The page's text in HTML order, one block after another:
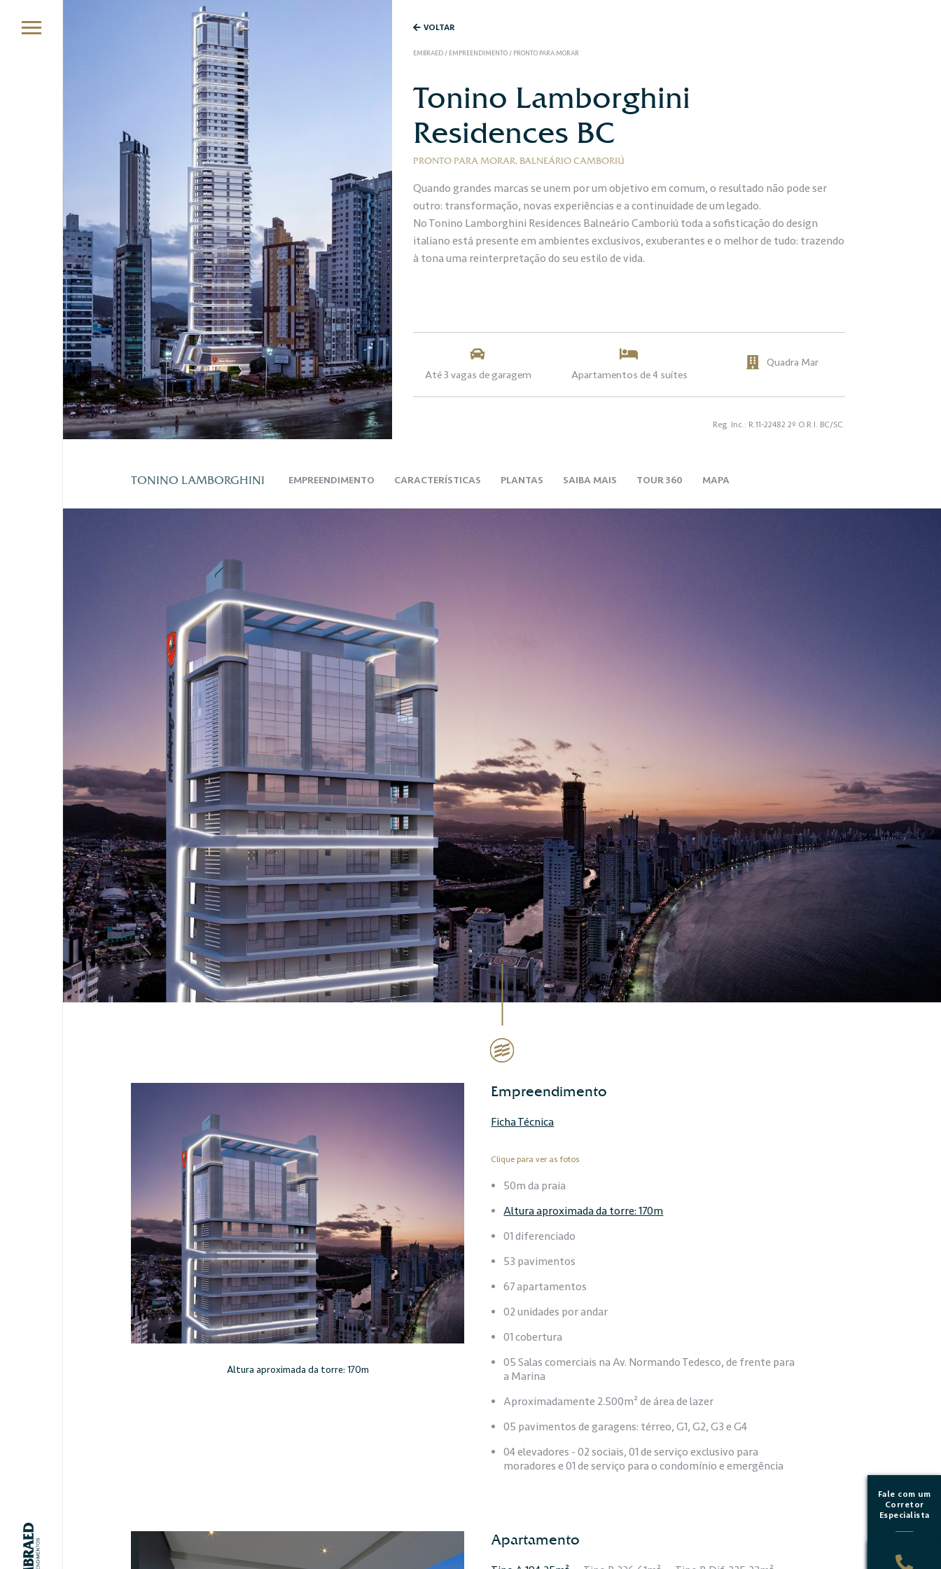
VOLTAR
EMBRAED / EMPREENDIMENTO / PRONTO PARA MORAR
Tonino Lamborghini
Residences BC
PRONTO PARA MORAR, BALNEÁRIO CAMBORIÚ
Quando grandes marcas se unem por um objetivo em comum, o resultado não pode ser
outro: transformação, novas experiências e a continuidade de um legado.
No Tonino Lamborghini Residences Balneário Camboriú toda a sofisticação do design
italiano está presente em ambientes exclusivos, exuberantes e o melhor de tudo: trazendo
à tona uma reinterpretação do seu estilo de vida.
Até 3 vagas de garagem Apartamentos de 4 suítes
Quadra Mar
Reg. Inc.: R.11-22482 2º O.R.I. BC/SC.
TONINO LAMBORGHINI EMPREENDIMENTO CARACTERÍSTICAS PLANTAS SAIBA MAIS TOUR 360 MAPA
Altura aproximada da torre: 170m
Empreendimento
Ficha Técnica
Clique para ver as fotos
50m da praia
Altura aproximada da torre: 170m
01 diferenciado
53 pavimentos
67 apartamentos
02 unidades por andar
01 cobertura
05 Salas comerciais na Av. Normando Tedesco, de frente para
a Marina
Aproximadamente 2.500m² de área de lazer
05 pavimentos de garagens: térreo, G1, G2, G3 e G4
04 elevadores - 02 sociais, 01 de serviço exclusivo para
moradores e 01 de serviço para o condomínio e emergência
Apartamento
Fale com um
Corretor
Especialista